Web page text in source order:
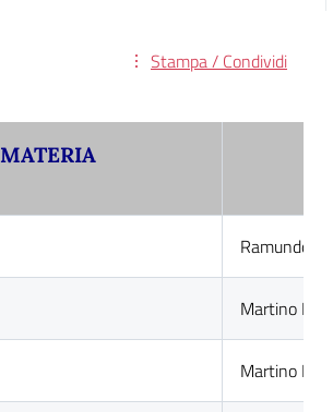
Stampa / Condividi
MATERIA
Ramundo
Martino
Martino